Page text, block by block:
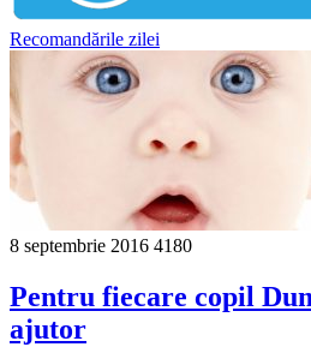
Recomandările zilei
8 septembrie 2016 4180
Pentru fiecare copil
ajutor